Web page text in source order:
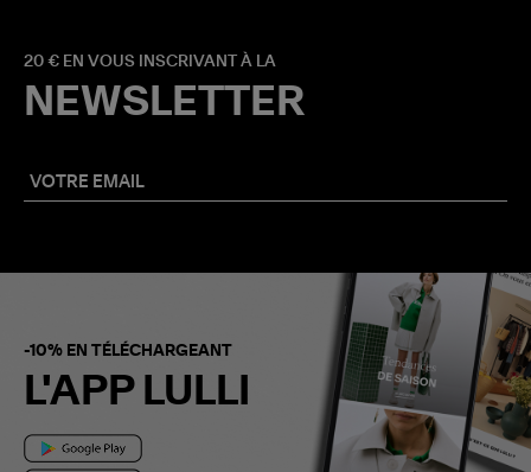
20 € EN VOUS INSCRIVANT À LA
NEWSLETTER
-10% EN TÉLÉCHARGEANT
L'APP LULLI